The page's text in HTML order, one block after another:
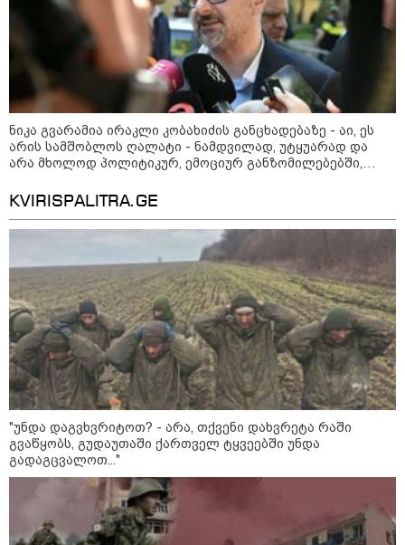
დიმიტრი მედვედევი
23:40 / 07-08-2026
იტალიამ ყველა ქალაქში
განგაშის წითელი დონე
გამოაცხადა
14 წლის მოზარდმა საკუთარი
პაპა და ბებია მოკლა, შემდეგ კი
სკოლაში ცეცხლი გახსნა - რა
დეტალები ხდება ცნობილი
ბანგკოკში მომხდარი
ტრაგედიიდან
13:24 / 07-08-2026
ევროპაში საწვავის ფასები
მკვეთრად შეიცვალა - რომელ
ქვეყნებშია ბენზინი ყველაზე
ძვირი და ყველაზე იაფი
კატეგორიის ყველა სიახლე
ნიკა გვარამია ირაკლი კობახიძის განცხადებაზე - აი, ეს
არის სამშობლოს ღალატი - ნამდვილად, უტყუარად და
არა მხოლოდ პოლიტიკურ, ემოციურ განზომილებებში,
KVIRISPALITRA.GE
"უნდა დაგვხვრიტოთ? - არა, თქვენი დახვრეტა რაში
გვაწყობს, გუდაუთაში ქართველ ტყვეებში უნდა
გადაგცვალოთ..."